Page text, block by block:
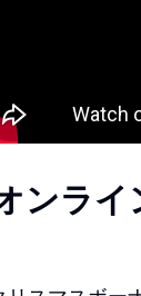
ンラ